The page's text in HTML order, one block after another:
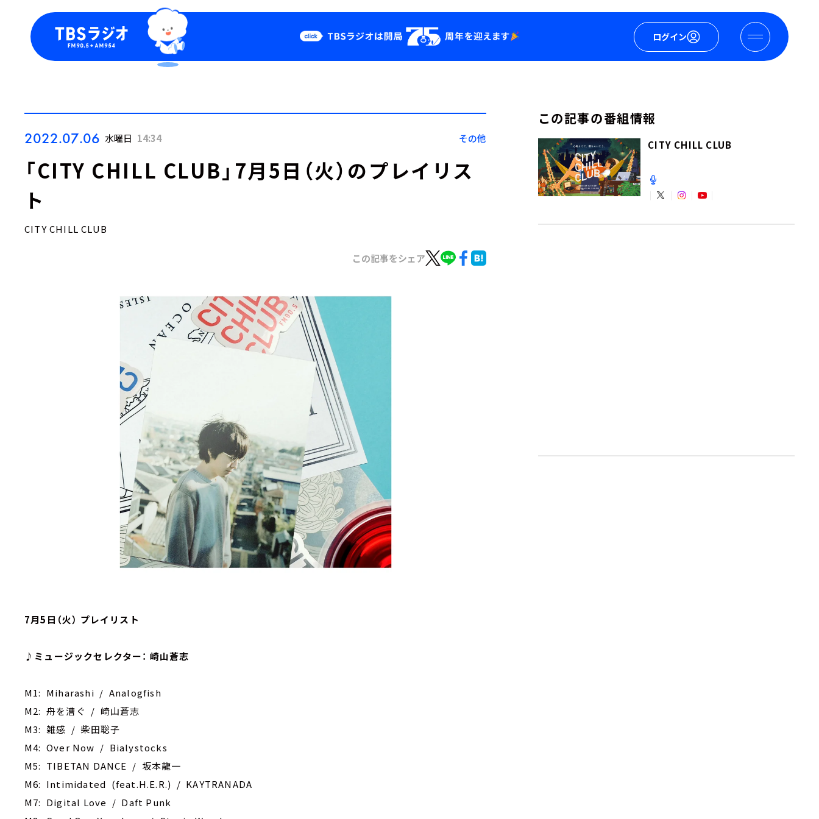
ログイン
Podcast
YouTube
2022.07.06 水曜日 14:34 その他
「CITY CHILL CLUB」7月5日（火）のプレイリス
ト
CITY CHILL CLUB
この記事をシェア
7月5日（火） プレイリスト
♪ミュージックセレクター： 崎山蒼志
M1: Miharashi / Analogfish
M2: 舟を漕ぐ / 崎山蒼志
M3: 雑感 / 柴田聡子
M4: Over Now / Bialystocks
M5: TIBETAN DANCE / 坂本龍一
M6: Intimidated (feat.H.E.R.) / KAYTRANADA
M7: Digital Love / Daft Punk
この記事の番組情報
CITY CHILL CLUB